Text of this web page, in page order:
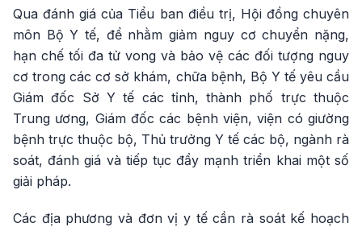
Qua đánh giá của Tiểu ban điều trị, Hội đồng chuyên
môn Bộ Y tế, để nhằm giảm nguy cơ chuyển nặng,
hạn chế tối đa tử vong và bảo vệ các đối tượng nguy
cơ trong các cơ sở khám, chữa bệnh, Bộ Y tế yêu cầu
Giám đốc Sở Y tế các tỉnh, thành phố trực thuộc
Trung ương, Giám đốc các bệnh viện, viện có giường
bệnh trực thuộc bộ, Thủ trưởng Y tế các bộ, ngành rà
soát, đánh giá và tiếp tục đẩy mạnh triển khai một số
giải pháp.
Các địa phương và đơn vị y tế cần rà soát kế hoạch